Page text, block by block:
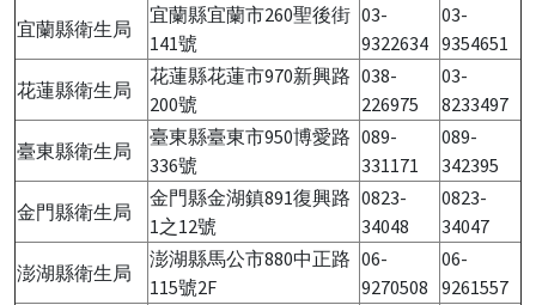
宜蘭縣衛生局
宜蘭縣宜蘭市260聖後街
141號
03-
9322634
03-
9354651
花蓮縣衛生局
花蓮縣花蓮市970新興路
200號
038-
226975
03-
8233497
臺東縣衛生局
臺東縣臺東市950博愛路
336號
089-
331171
089-
342395
金門縣衛生局
金門縣金湖鎮891復興路
1之12號
0823-
34048
0823-
34047
澎湖縣衛生局
澎湖縣馬公市880中正路
115號2F
06-
9270508
06-
9261557